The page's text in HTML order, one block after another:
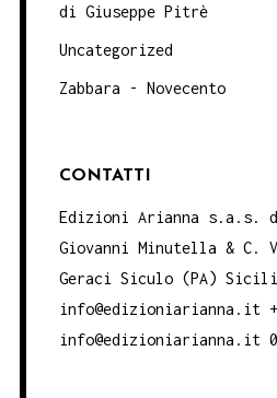
di Giuseppe Pitrè
Uncategorized
Zabbara - Novecento
CONTATTI
Edizioni Arianna s.a.s.
Giovanni Minutella & C.
Geraci Siculo (PA)
info@edizioniarianna.it
info@edizioniarianna.it